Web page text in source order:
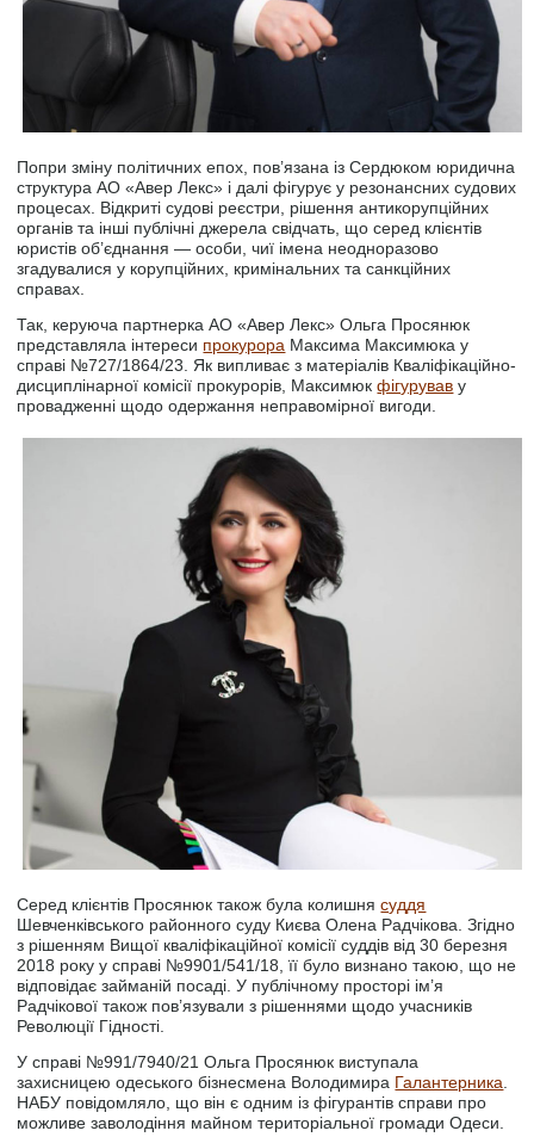
Попри зміну політичних епох, пов’язана із Сердюком юридична
структура АО «Авер Лекс» і далі фігурує у резонансних судових
процесах. Відкриті судові реєстри, рішення антикорупційних
органів та інші публічні джерела свідчать, що серед клієнтів
юристів об’єднання — особи, чиї імена неодноразово
згадувалися у корупційних, кримінальних та санкційних
справах.
Так, керуюча партнерка АО «Авер Лекс» Ольга Просянюк
представляла інтереси прокурора Максима Максимюка у
справі №727/1864/23. Як випливає з матеріалів Кваліфікаційно-
дисциплінарної комісії прокурорів, Максимюкфігурував у
провадженні щодо одержання неправомірної вигоди.
Серед клієнтів Просянюк також була колишнясуддя
Шевченківського районного суду Києва Олена Радчікова. Згідно
з рішенням Вищої кваліфікаційної комісії суддів від 30 березня
2018 року у справі №9901/541/18, її було визнано такою, що не
відповідає займаній посаді. У публічному просторі ім’я
Радчікової також пов’язували з рішеннями щодо учасників
Революції Гідності.
У справі №991/7940/21 Ольга Просянюк виступала
захисницею одеського бізнесмена Володимира Галантерника
НАБУ повідомляло, що він є одним із фігурантів справи про
можливе заволодіння майном територіальної громади Одеси.